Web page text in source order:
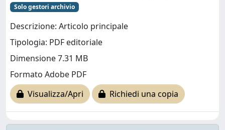
Solo gestori archivio
Descrizione: Articolo principale
Tipologia: PDF editoriale
Dimensione 7.31 MB
Formato Adobe PDF
Visualizza/Apri
Richiedi una copia